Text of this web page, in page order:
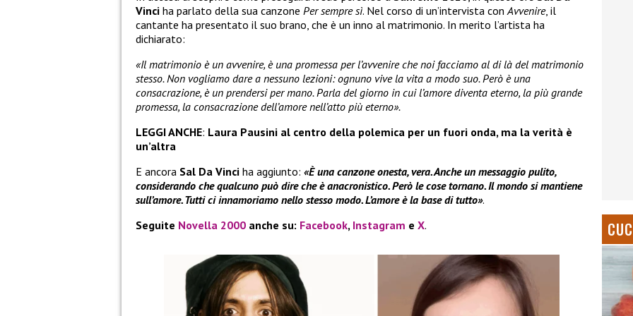
Vinci ha parlato della sua canzone Per sempre sì. Nel corso di un’intervista conAvvenire, il
cantante ha presentato il suo brano, che è un inno al matrimonio. In merito l’artista ha
dichiarato:
«Il matrimonio è un avvenire, è una promessa per l’avvenire che noi facciamo al di là del matrimonio
stesso. Non vogliamo dare a nessuno lezioni: ognuno vive la vita a modo suo. Però è una
consacrazione, è un prendersi per mano. Parla del giorno in cui l’amore diventa eterno, la più grande
promessa, la consacrazione dell’amore nell’atto più eterno».
LEGGI ANCHE: Laura Pausini al centro della polemica per un fuori onda, ma la verità è
un’altra
E ancora Sal Da Vinci ha aggiunto: «È una canzone onesta, vera. Anche un messaggio pulito,
considerando che qualcuno può dire che è anacronistico. Però le cose tornano. Il mondo si mantiene
sull’amore. Tutti ci innamoriamo nello stesso modo. L’amore è la base di tutto».
Seguite Novella 2000 anche su: Facebook, Instagram e X.